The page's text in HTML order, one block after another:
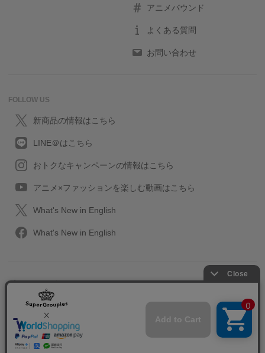
アニメバウンド
よくある質問
お問い合わせ
FOLLOW US
新商品の情報はこちら
LINE＠はこちら
おトクなキャンペーンの情報はこちら
アニメ×ファッションを楽しむ動画はこちら
What's New in English
What's New in English
プライバシーポリシー
特定取引に関する法律
会社情報/採用情報